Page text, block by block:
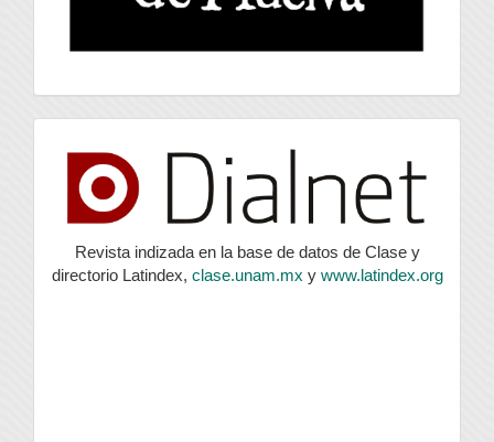
index
Revista indizada en la base de datos de Clase y
directorio Latindex, clase.unam.mx y www.latindex.org